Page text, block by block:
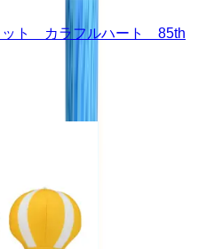
ット カラフルハート 85th